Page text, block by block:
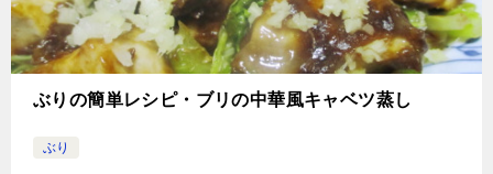
ぶりの簡単レシピ・ブリの中華風キャベツ蒸し
ぶり